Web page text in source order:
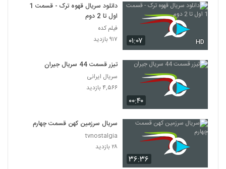
۰۱:۰۷ HD
دانلود سریال قهوه ترک - قسمت 1
اول تا 2 دوم
فیلم کده
۹۱۷ بازدید
۰۰:۴۰
تیزر قسمت 44 سریال جیران
سریال ایرانی
۴,۵۶۶ بازدید
۳۶:۳۶
سریال سرزمین کهن قسمت چهارم
tvnostalgia
۲۸ بازدید